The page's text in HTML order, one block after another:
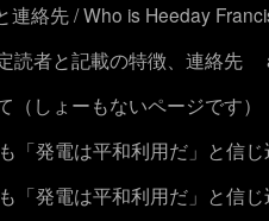
連絡先 / Who is Heeday
読者と記載の特徴、連絡先
しょーもないページです）
発電は平和利用だ」と信
発電は平和利用だ」と信